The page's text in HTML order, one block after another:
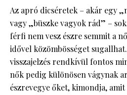
Az apró dicséretek – akár egy
vagy „büszke vagyok rád” –
férfi nem vesz észre semmit a
idővel közömbösséget
visszajelzés rendkívül fontos
nők pedig különösen vágynak
észrevegye őket, kimondja,